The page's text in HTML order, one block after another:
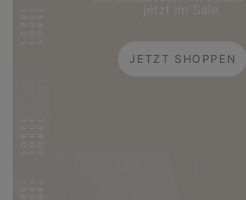
JETZT SHOPPEN